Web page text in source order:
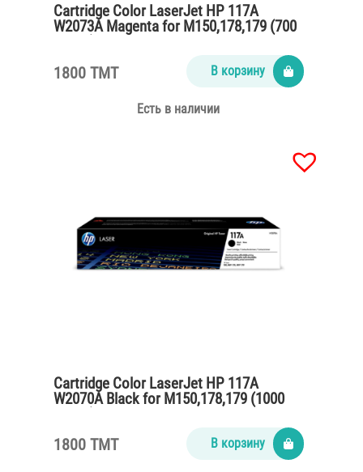
Cartridge Color LaserJet HP 117A
W2073A Magenta for M150,178,179 (700
1800 TMT В корзину
Есть в наличии
Cartridge Color LaserJet HP 117A
W2070A Black for M150,178,179 (1000
pages)
1800 TMT В корзину